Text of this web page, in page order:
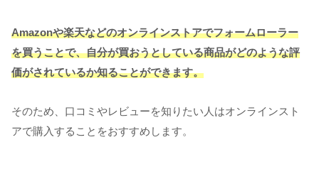
Amazonや楽天などのオンラインストアでフォームローラー
を買うことで、自分が買おうとしている商品がどのような評
価がされているか知ることができます。
そのため、口コミやレビューを知りたい人はオンラインスト
アで購入することをおすすめします。